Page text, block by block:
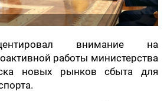
внимание на
работы министерства
новых рынков сбыта для